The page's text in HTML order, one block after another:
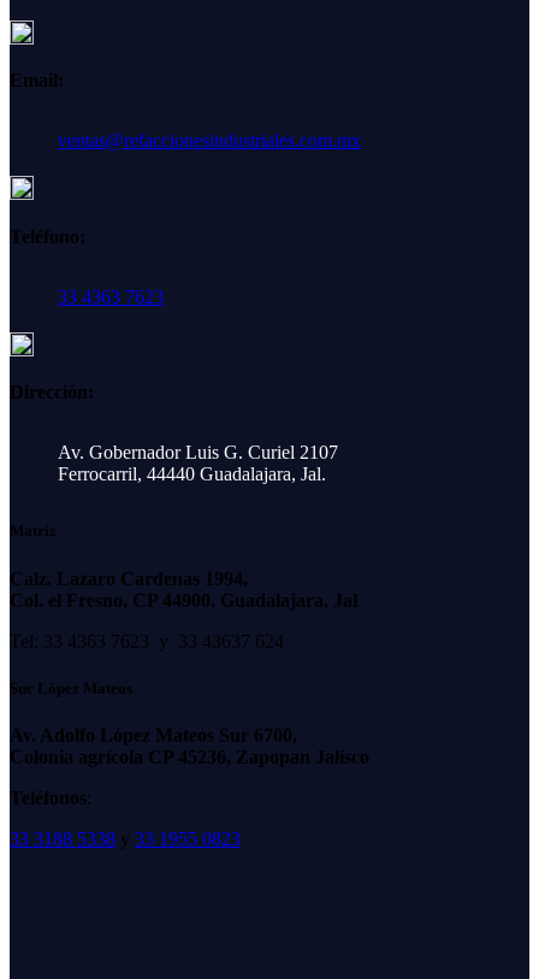
Email:
ventas@refaccionesindustriales.com.mx
Teléfono:
33 4363 7623
Dirección:
Av. Gobernador Luis G. Curiel 2107
Ferrocarril, 44440 Guadalajara, Jal.
Matriz
Calz. Lazaro Cardenas 1994,
Col. el Fresno, CP 44900, Guadalajara, Jal
Tel: 33 4363 7623 y 33 43637 624
Suc López Mateos
Av. Adolfo López Mateos Sur 6700,
Colonia agrícola CP 45236, Zapopan Jalisco
Teléfonos:
33 3188 5338 y 33 1955 0823